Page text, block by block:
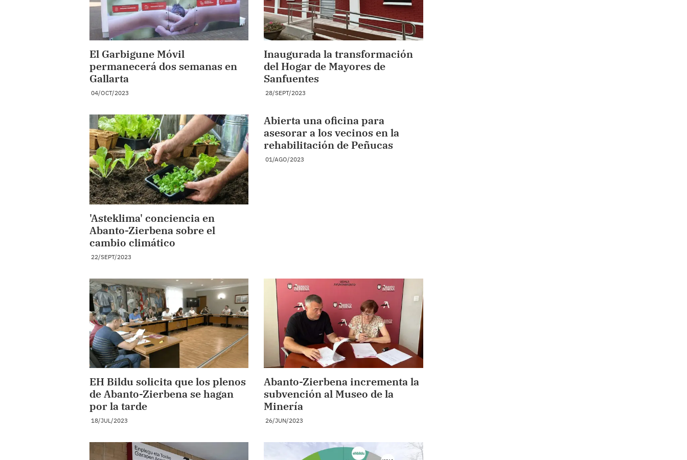
El Garbigune Móvil
permanecerá dos semanas en
Gallarta
04/OCT/2023
Inaugurada la transformación
del Hogar de Mayores de
Sanfuentes
28/SEPT/2023
'Asteklima' conciencia en
Abanto-Zierbena sobre el
cambio climático
22/SEPT/2023
Abierta una oficina para
asesorar a los vecinos en la
rehabilitación de Peñucas
01/AGO/2023
EH Bildu solicita que los plenos
de Abanto-Zierbena se hagan
por la tarde
18/JUL/2023
Abanto-Zierbena incrementa la
subvención al Museo de la
Minería
26/JUN/2023